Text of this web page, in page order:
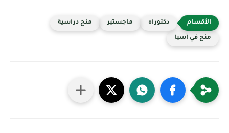
دكتوراه ماجستير منح دراسية
منح في آسيا